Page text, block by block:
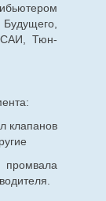
САИ, Тюн-
клапанов
промвала